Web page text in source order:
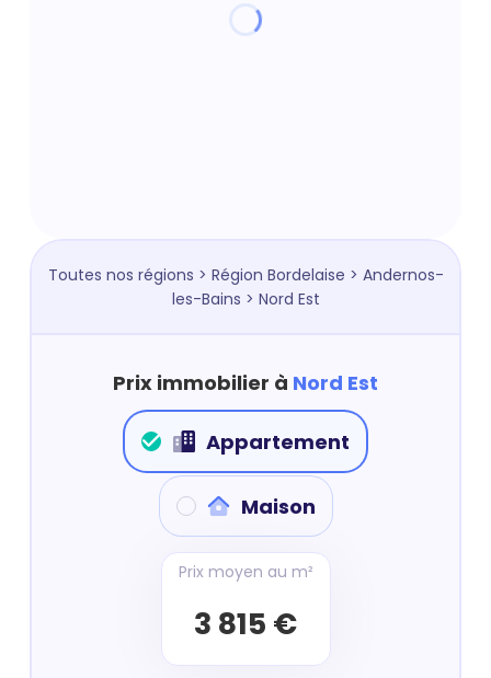
Toutes nos régions > Région Bordelaise > Andernos-
les-Bains > Nord Est
Prix immobilier à Nord Est
Appartement
Maison
Prix moyen au m²
3 815 €